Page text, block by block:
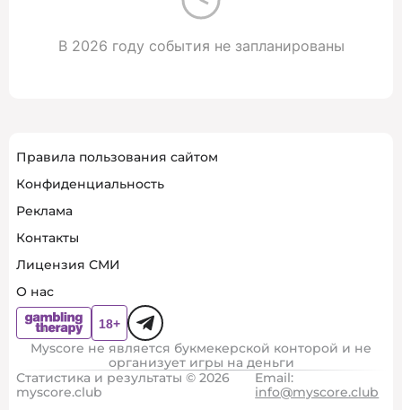
В 2026 году события не запланированы
Правила пользования сайтом
Конфиденциальность
Реклама
Контакты
Лицензия СМИ
О нас
Myscore не является букмекерской конторой и не
организует игры на деньги
Статистика и результаты © 2026
myscore.club
Email:
info@myscore.club